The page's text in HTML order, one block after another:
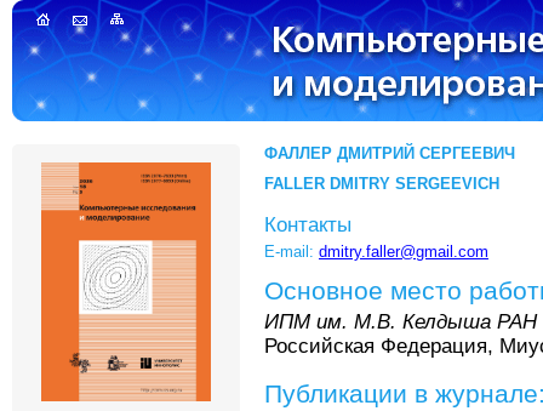
ФАЛЛЕР ДМИТРИЙ СЕРГЕЕВИЧ
FALLER DMITRY SERGEEVICH
Контакты
E-mail: dmitry.faller@gmail.com
Основное место
ИПМ им. М.В. Келдыша РАН
Российская Федерация,
Публикации в